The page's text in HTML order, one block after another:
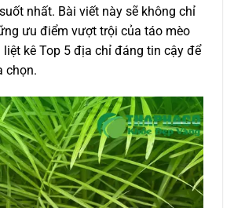
nhất. Bài viết này sẽ không chỉ
ưu điểm vượt trội của táo mèo
kê Top 5 địa chỉ đáng tin cậy để
chọn.